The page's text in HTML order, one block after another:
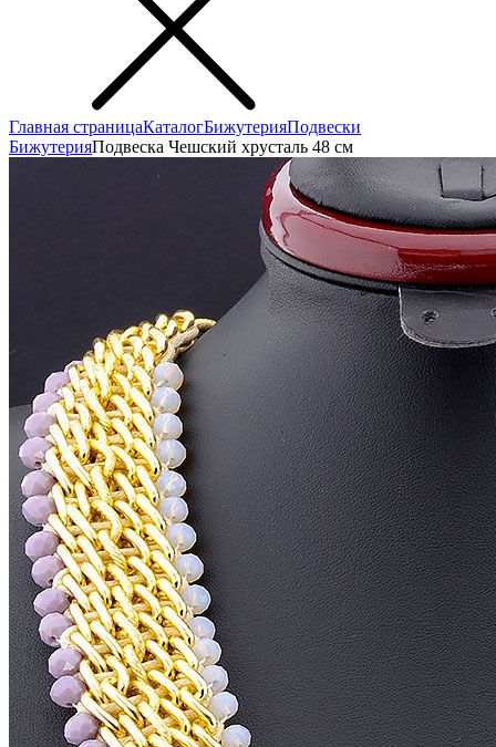
Главная страницаКаталогБижутерияПодвески
БижутерияПодвеска Чешский хрусталь 48 см